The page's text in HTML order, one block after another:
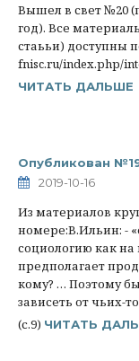
Вышел в свет №20
год). Все
стаььи) доступны
fnisc.ru/index.php/
ЧИТАТЬ ДАЛЬШЕ
Опубликован
2019-10-16
Из материалов
номере:В.Ильин: -
социологию как
предполагает
кому? … Поэтому
зависеть от чьих-
(с.9) ЧИТАТЬ